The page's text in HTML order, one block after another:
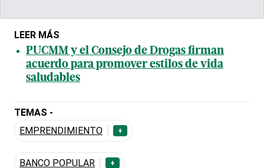
LEER MÁS
PUCMM y el Consejo de Drogas firman
acuerdo para promover estilos de vida
saludables
TEMAS -
EMPRENDIMIENTO
+
BANCO POPULAR +